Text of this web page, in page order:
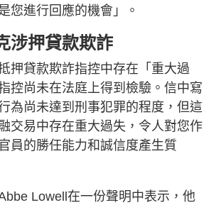
您進行回應的機會」。
涉押貸款欺詐
押貸款欺詐指控中存在「重大過
控尚未在法庭上得到檢驗。信中寫
為尚未達到刑事犯罪的程度，但這
交易中存在重大過失，令人對您作
員的勝任能力和誠信度產生質
Lowell在一份聲明中表示，他